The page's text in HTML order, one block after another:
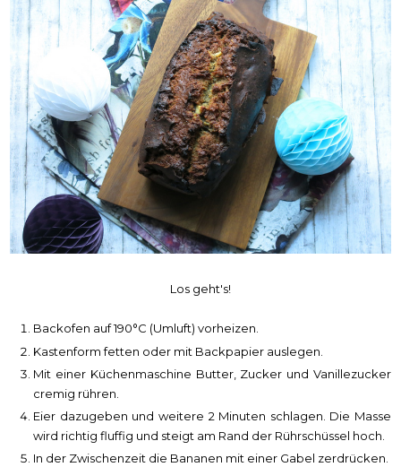
Los geht's!
Backofen auf 190°C (Umluft) vorheizen.
Kastenform fetten oder mit Backpapier auslegen.
Mit einer Küchenmaschine Butter, Zucker und Vanillezucker
cremig rühren.
Eier dazugeben und weitere 2 Minuten schlagen. Die Masse
wird richtig fluffig und steigt am Rand der Rührschüssel hoch.
In der Zwischenzeit die Bananen mit einer Gabel zerdrücken.